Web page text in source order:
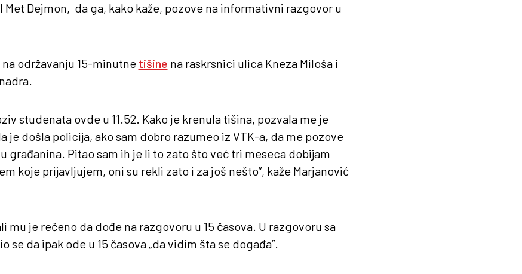
Met Dejmon, da ga, kako kaže, pozove na informativni razgovor u
održavanju 15-minutne tišine na raskrsnici ulica Kneza Miloša i
studenata ovde u 11.52. Kako je krenula tišina, pozvala me je
je došla policija, ako sam dobro razumeo iz VTK-a, da me pozove
građanina. Pitao sam ih je li to zato što već tri meseca dobijam
koje prijavljujem, oni su rekli zato i za još nešto”, kaže Marjanović
mu je rečeno da dođe na razgovoru u 15 časova. U razgovoru sa
se da ipak ode u 15 časova „da vidim šta se događa”.